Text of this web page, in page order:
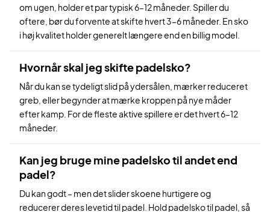
om ugen, holder et par typisk 6–12 måneder. Spiller du
oftere, bør du forvente at skifte hvert 3–6 måneder. En sko
i høj kvalitet holder generelt længere end en billig model.
Hvornår skal jeg skifte padelsko?
Når du kan se tydeligt slid på ydersålen, mærker reduceret
greb, eller begynder at mærke kroppen på nye måder
efter kamp. For de fleste aktive spillere er det hvert 6–12
måneder.
Kan jeg bruge mine padelsko til andet end
padel?
Du kan godt – men det slider skoene hurtigere og
reducerer deres levetid til padel. Hold padelsko til padel, så